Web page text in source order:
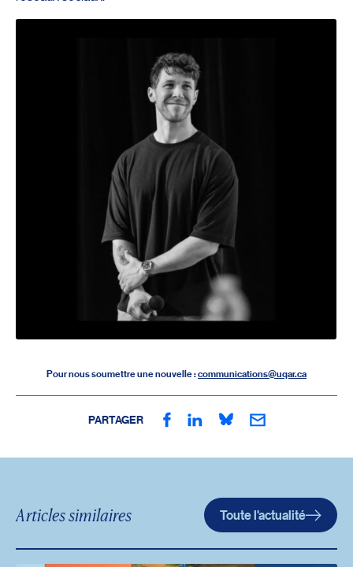
Pour nous soumettre une nouvelle :communications@uqar.ca
PARTAGER
Articles similaires Toute l'actualité